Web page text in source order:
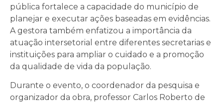
pública fortalece a capacidade do município de
planejar e executar ações baseadas em evidências.
A gestora também enfatizou a importância da
atuação intersetorial entre diferentes secretarias e
instituições para ampliar o cuidado e a promoção
da qualidade de vida da população.
Durante o evento, o coordenador da pesquisa e
organizador da obra, professor Carlos Roberto de